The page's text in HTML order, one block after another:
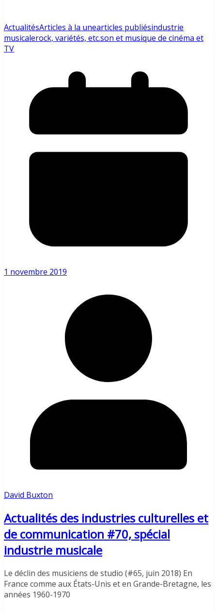
ActualitésArticles à la unearticles publiésindustrie
musicalerock, variétés, etc.son et musique de cinéma et
TV
1 novembre 2019
David Buxton
Actualités des industries culturelles et
de communication #70, spécial
industrie musicale
Le déclin des musiciens de studio (#65, juin 2018) En
France comme aux États-Unis et en Grande-Bretagne, les
années 1960-1970